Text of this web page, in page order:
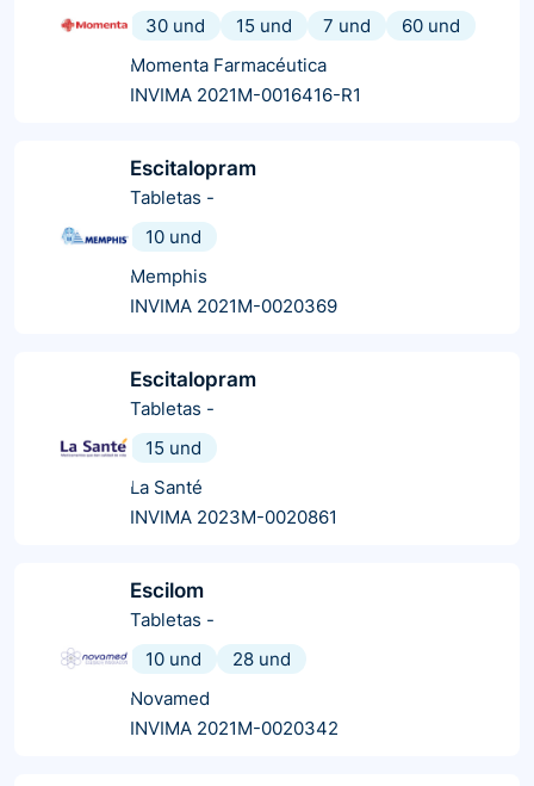
30 und
15 und 7 und
60 und
Momenta Farmacéutica
INVIMA 2021M-0016416-R1
Escitalopram
Tabletas -
10 und
Memphis
INVIMA 2021M-0020369
Escitalopram
Tabletas -
15 und
La Santé
INVIMA 2023M-0020861
Escilom
Tabletas -
10 und
28 und
Novamed
INVIMA 2021M-0020342